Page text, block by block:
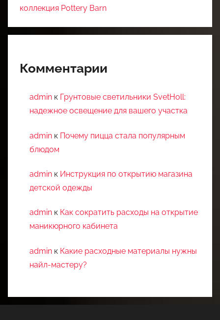
коллекция Pottery Barn
Комментарии
admin к Грунтовые светильники SvetHoll:
надежное освещение для вашего участка
admin к Почему пицца стала популярным
блюдом
admin к Инструкция по открытию магазина
детской одежды
admin к Как сократить расходы на открытие
маникюрного кабинета
admin к Какие расходные материалы нужны
найл-мастеру?